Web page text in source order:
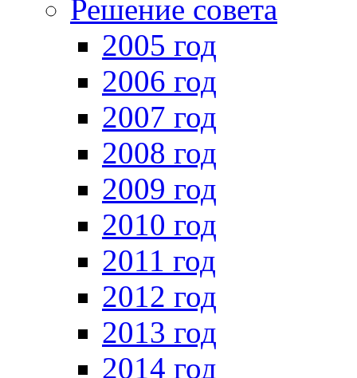
Решение совета
2005 год
2006 год
2007 год
2008 год
2009 год
2010 год
2011 год
2012 год
2013 год
2014 год